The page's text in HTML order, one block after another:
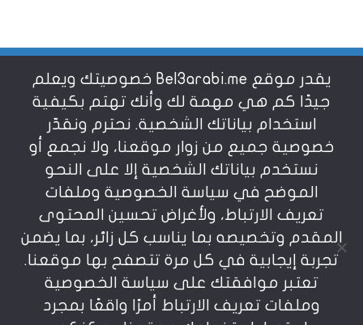
شروط الاستخدام
سياسة الخصوصية
عن بالعربي
يقدر موقع Bel3arabi.me خصوصيتك ويعلم
جيدًا كم هي مهمة لك وأنك تهتم بكيفية
استخدام بياناتك الشخصية. نحترم ونقدّر
خصوصية جميع من زوار موقعنا، ولا نجمع أو
نستخدم بياناتك الشخصية إلا على النحو
الموضح في سياسة الخصوصية وملفات
تعريف الارتباط، ولأغراض تحسين المحتوى
المقدم وتخصيصه بما يناسب كل زائر، بما يضمن
تجربة إيجابية في كل مرة تتصفح بها موقعنا.
تعتبر موافقتك على سياسة الخصوصية
وملفات تعريف الارتباط أمرًا واقعًا بمجرد